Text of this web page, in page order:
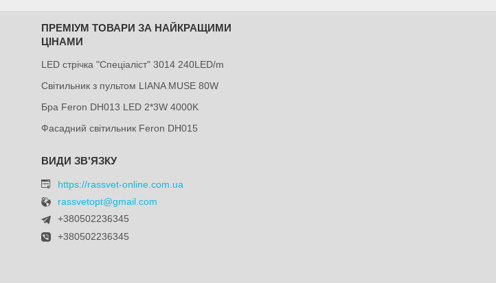
ПРЕМІУМ ТОВАРИ ЗА НАЙКРАЩИМИ
ЦІНАМИ
LED стрічка "Спеціаліст" 3014 240LED/m
Світильник з пультом LIANA MUSE 80W
Бра Feron DH013 LED 2*3W 4000K
Фасадний світильник Feron DH015
https://rassvet-online.com.ua
rassvetopt@gmail.com
+380502236345
+380502236345